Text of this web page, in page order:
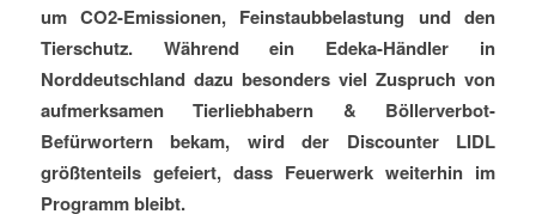
um CO2-Emissionen, Feinstaubbelastung und den
Tierschutz. Während ein Edeka-Händler in
Norddeutschland dazu besonders viel Zuspruch von
aufmerksamen Tierliebhabern & Böllerverbot-
Befürwortern bekam, wird der Discounter LIDL
größtenteils gefeiert, dass Feuerwerk weiterhin im
Programm bleibt.